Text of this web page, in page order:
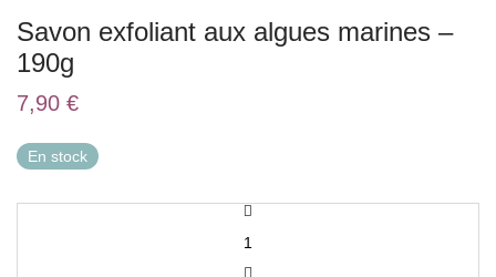
Savon exfoliant aux algues marines –
190g
7,90 €
En stock